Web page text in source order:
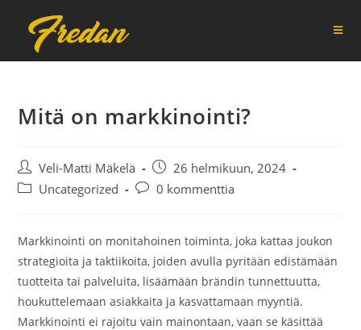
suoraan
sisältöön
Mitä on markkinointi?
Artikkelin
kirjoittaja:
Veli-Matti Mäkelä
Artikkeli
julkaistu:
26 helmikuun, 2024
Artikkelin
Uncategorized
Artikkelin
0 kommenttia
Markkinointi on monitahoinen toiminta, joka kattaa joukon
strategioita ja taktiikoita, joiden avulla pyritään edistämään
tuotteita tai palveluita, lisäämään brändin tunnettuutta,
houkuttelemaan asiakkaita ja kasvattamaan myyntiä.
Markkinointi ei rajoitu vain mainontaan, vaan se käsittää